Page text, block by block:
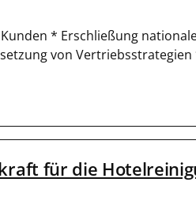
* Erschließung
von
für die